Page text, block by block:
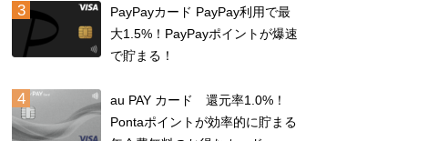
PayPayカード PayPay利用で最
大1.5%！PayPayポイントが爆速
で貯まる！
au PAY カード 還元率1.0%！
Pontaポイントが効率的に貯まる